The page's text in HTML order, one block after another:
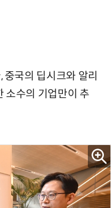
국의 딥시크와 알리
소수의 기업만이 추